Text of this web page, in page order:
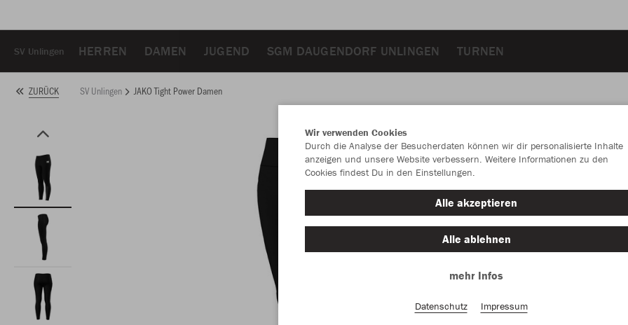
SV Unlingen HERREN DAMEN JUGEND SGM DAUGENDORF UNLINGEN TURNEN
ZURÜCK SV Unlingen JAKO Tight Power Damen
Wir verwenden Cookies
Durch die Analyse der Besucherdaten können wir dir personalisierte Inhalte
anzeigen und unsere Website verbessern. Weitere Informationen zu den
Cookies findest Du in den Einstellungen.
Alle akzeptieren
Alle ablehnen
mehr Infos
Datenschutz Impressum